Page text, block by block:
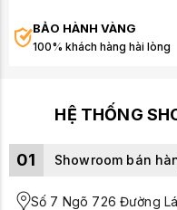
BẢO HÀNH VÀNG
100% khách hàng hài lòng
HỆ THỐNG
01 Showroom bán
Số 7 Ngõ 726 Đường